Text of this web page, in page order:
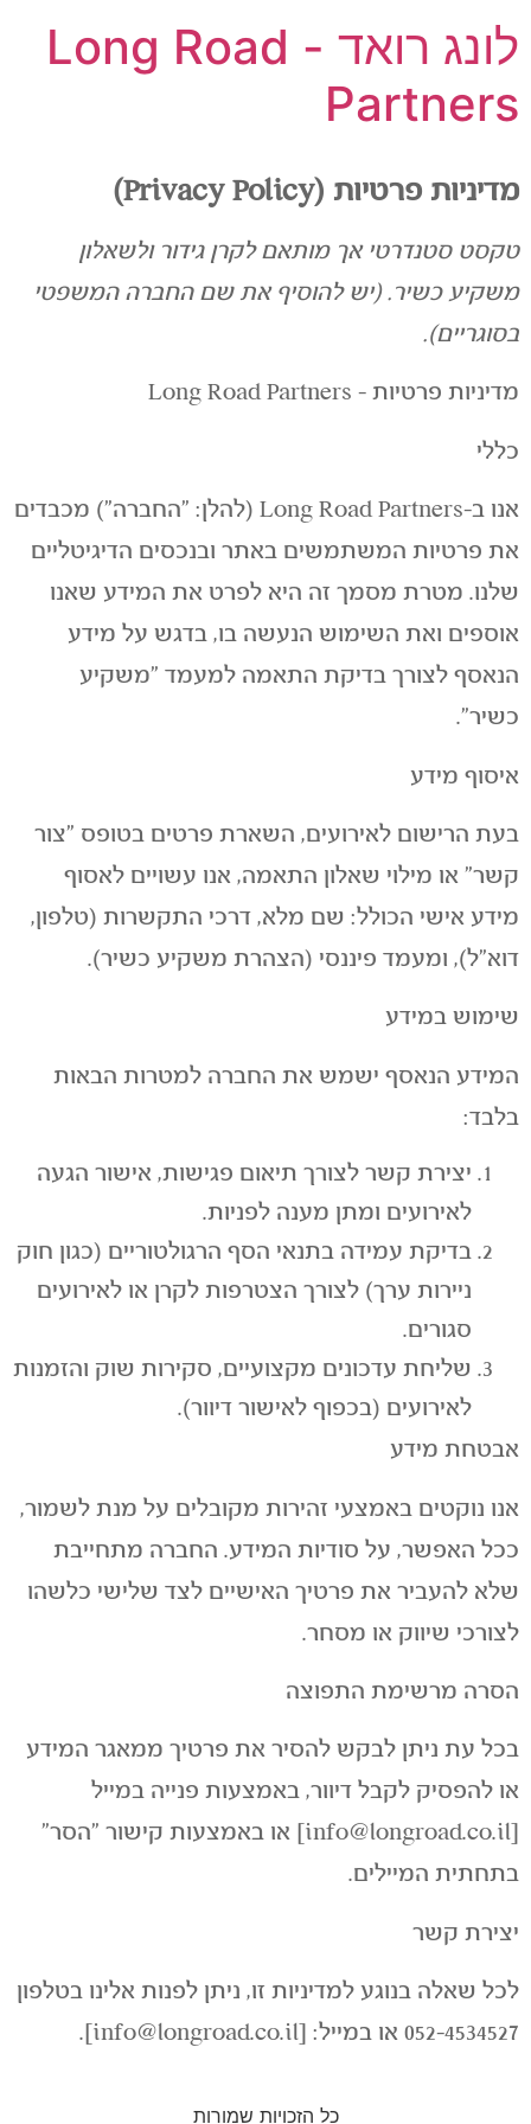
לונג רואד - Long Road
Partners
מדיניות פרטיות (Privacy Policy)
טקסט סטנדרטי אך מותאם לקרן גידור ולשאלון
משקיע כשיר. (יש להוסיף את שם החברה המשפטי
בסוגריים).
מדיניות פרטיות – Long Road Partners
כללי
אנו ב-Long Road Partners (להלן: "החברה") מכבדים
את פרטיות המשתמשים באתר ובנכסים הדיגיטליים
שלנו. מטרת מסמך זה היא לפרט את המידע שאנו
אוספים ואת השימוש הנעשה בו, בדגש על מידע
הנאסף לצורך בדיקת התאמה למעמד "משקיע
כשיר".
איסוף מידע
בעת הרישום לאירועים, השארת פרטים בטופס "צור
קשר" או מילוי שאלון התאמה, אנו עשויים לאסוף
מידע אישי הכולל: שם מלא, דרכי התקשרות (טלפון,
דוא"ל), ומעמד פיננסי (הצהרת משקיע כשיר).
שימוש במידע
המידע הנאסף ישמש את החברה למטרות הבאות
בלבד:
יצירת קשר לצורך תיאום פגישות, אישור הגעה
לאירועים ומתן מענה לפניות.
בדיקת עמידה בתנאי הסף הרגולטוריים (כגון חוק
ניירות ערך) לצורך הצטרפות לקרן או לאירועים
סגורים.
שליחת עדכונים מקצועיים, סקירות שוק והזמנות
לאירועים (בכפוף לאישור דיוור).
אבטחת מידע
אנו נוקטים באמצעי זהירות מקובלים על מנת לשמור,
ככל האפשר, על סודיות המידע. החברה מתחייבת
שלא להעביר את פרטיך האישיים לצד שלישי כלשהו
לצורכי שיווק או מסחר.
הסרה מרשימת התפוצה
בכל עת ניתן לבקש להסיר את פרטיך ממאגר המידע
או להפסיק לקבל דיוור, באמצעות פנייה במייל
[
info@longroad.co.il] או באמצעות קישור "הסר"
בתחתית המיילים.
יצירת קשר
לכל שאלה בנוגע למדיניות זו, ניתן לפנות אלינו בטלפון
052-4534527 או במייל: [
info@longroad.co.il
].
כל הזכויות שמורות